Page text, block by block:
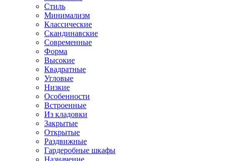
Стиль
Минимализм
Классические
Скандинавские
Современные
Форма
Высокие
Квадратные
Угловые
Низкие
Особенности
Встроенные
Из кладовки
Закрытые
Открытые
Раздвижные
Гардеробные шкафы
Назначение